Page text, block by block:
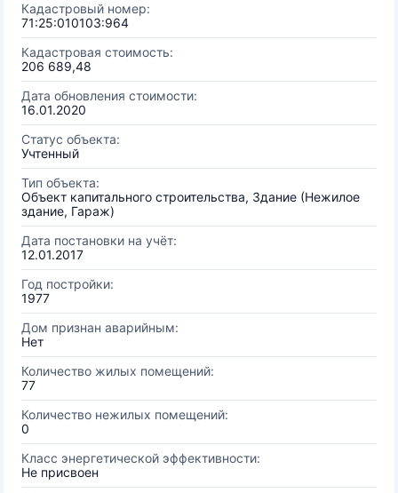
Кадастровый номер:
71:25:010103:964
Кадастровая стоимость:
206 689,48
Дата обновления стоимости:
16.01.2020
Статус объекта:
Учтенный
Тип объекта:
Объект капитального строительства, Здание (Нежилое
здание, Гараж)
Дата постановки на учёт:
12.01.2017
Год постройки:
1977
Дом признан аварийным:
Нет
Количество жилых помещений:
77
Количество нежилых помещений:
0
Класс энергетической эффективности:
Не присвоен